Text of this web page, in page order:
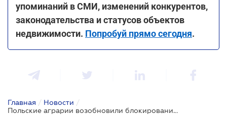
упоминаний в СМИ, изменений конкурентов,
законодательства и статусов объектов
недвижимости. Попробуй прямо сегодня.
Главная / Новости /
Польские аграрии возобновили блокирование пункта пропуска "Медыка - Шегини"